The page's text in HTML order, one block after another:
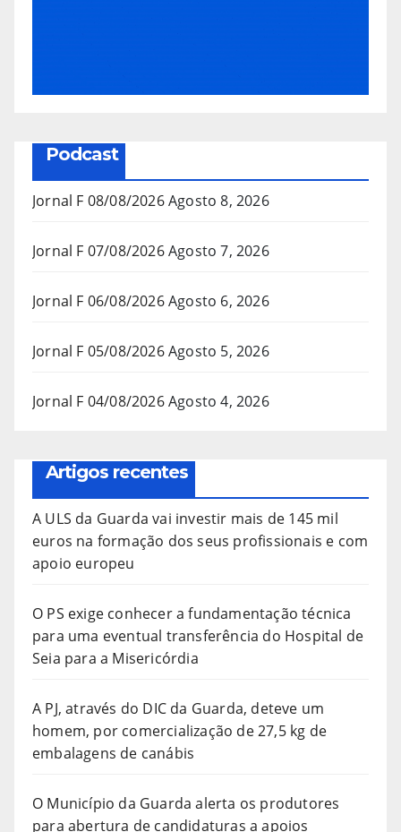
Podcast
Jornal F 08/08/2026Agosto 8, 2026
Jornal F 07/08/2026Agosto 7, 2026
Jornal F 06/08/2026Agosto 6, 2026
Jornal F 05/08/2026Agosto 5, 2026
Jornal F 04/08/2026Agosto 4, 2026
Artigos recentes
A ULS da Guarda vai investir mais de 145 mil
euros na formação dos seus profissionais e com
apoio europeu
O PS exige conhecer a fundamentação técnica
para uma eventual transferência do Hospital de
Seia para a Misericórdia
A PJ, através do DIC da Guarda, deteve um
homem, por comercialização de 27,5 kg de
embalagens de canábis
O Município da Guarda alerta os produtores
para abertura de candidaturas a apoios